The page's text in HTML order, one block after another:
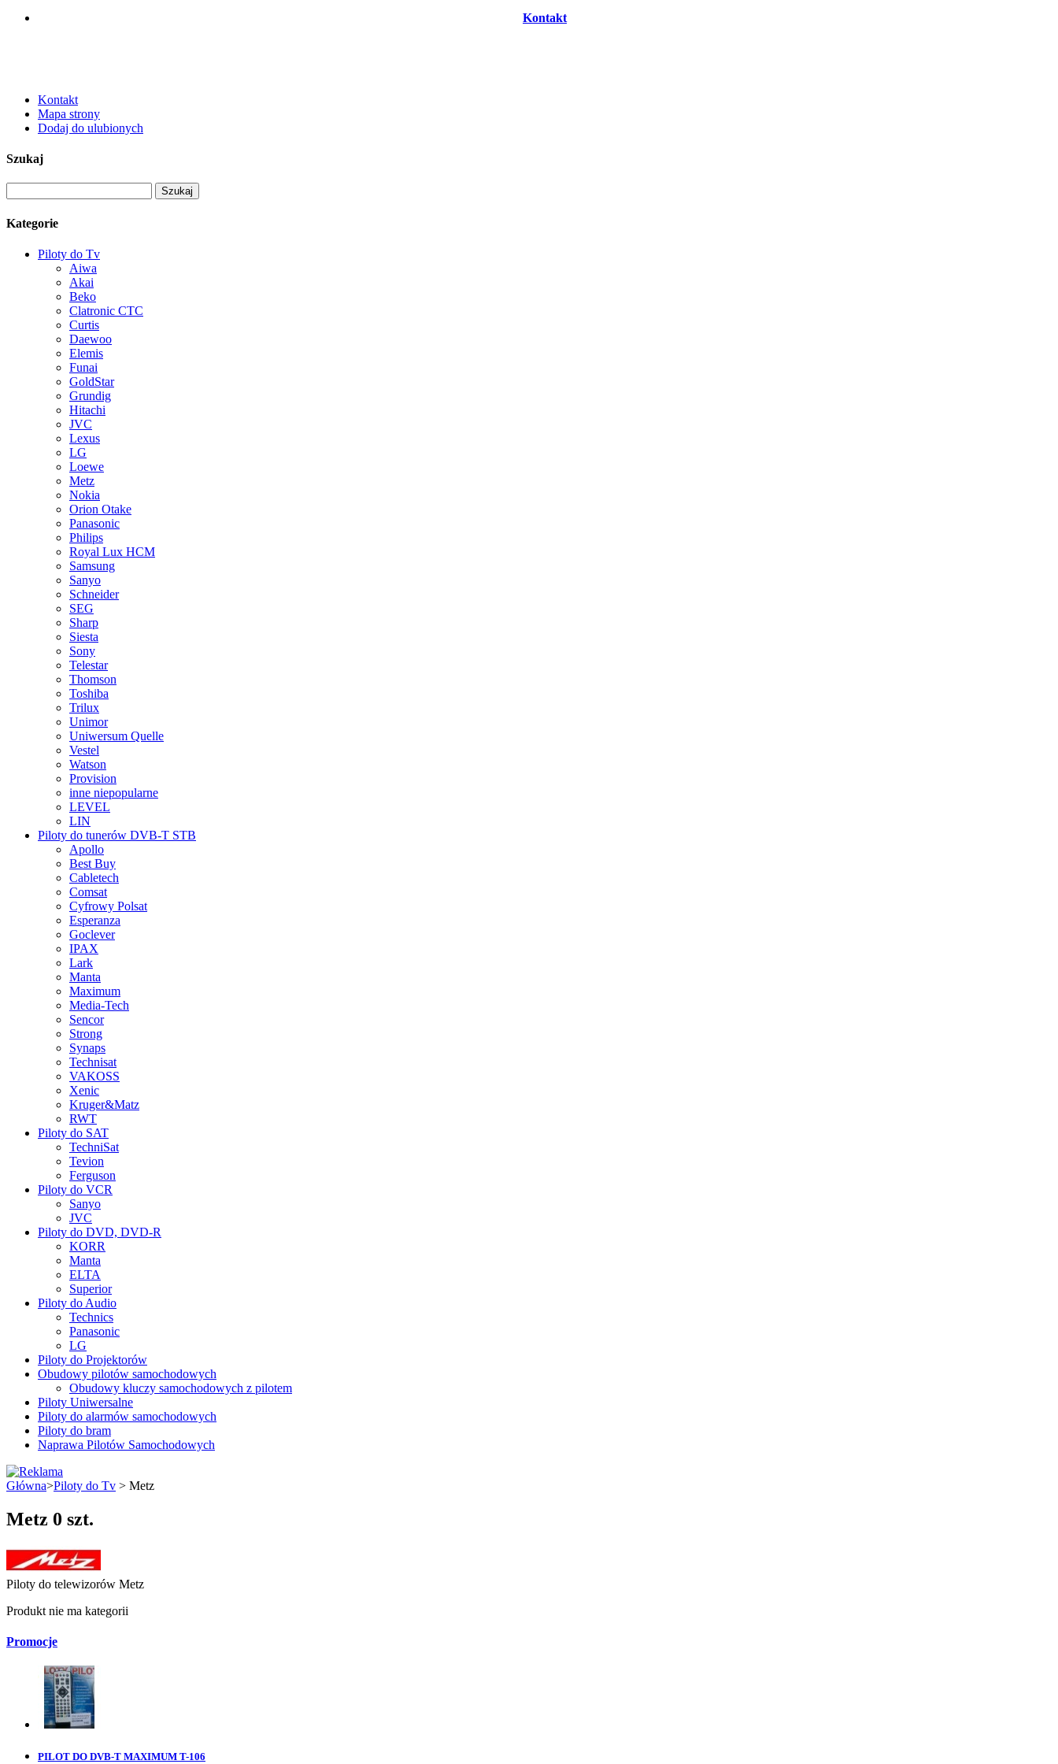
Kontakt
Kontakt
Mapa strony
Dodaj do ulubionych
Szukaj
Kategorie
Piloty do Tv
Aiwa
Akai
Beko
Clatronic CTC
Curtis
Daewoo
Elemis
Funai
GoldStar
Grundig
Hitachi
JVC
Lexus
LG
Loewe
Metz
Nokia
Orion Otake
Panasonic
Philips
Royal Lux HCM
Samsung
Sanyo
Schneider
SEG
Sharp
Siesta
Sony
Telestar
Thomson
Toshiba
Trilux
Unimor
Uniwersum Quelle
Vestel
Watson
Provision
inne niepopularne
LEVEL
LIN
Piloty do tunerów DVB-T STB
Apollo
Best Buy
Cabletech
Comsat
Cyfrowy Polsat
Esperanza
Goclever
IPAX
Lark
Manta
Maximum
Media-Tech
Sencor
Strong
Synaps
Technisat
VAKOSS
Xenic
Kruger&Matz
RWT
Piloty do SAT
TechniSat
Tevion
Ferguson
Piloty do VCR
Sanyo
JVC
Piloty do DVD, DVD-R
KORR
Manta
ELTA
Superior
Piloty do Audio
Technics
Panasonic
LG
Piloty do Projektorów
Obudowy pilotów samochodowych
Obudowy kluczy samochodowych z pilotem
Piloty Uniwersalne
Piloty do alarmów samochodowych
Piloty do bram
Naprawa Pilotów Samochodowych
Główna>Piloty do Tv > Metz
Metz 0 szt.
Piloty do telewizorów Metz
Produkt nie ma kategorii
Promocje
PILOT DO DVB-T MAXIMUM T-106